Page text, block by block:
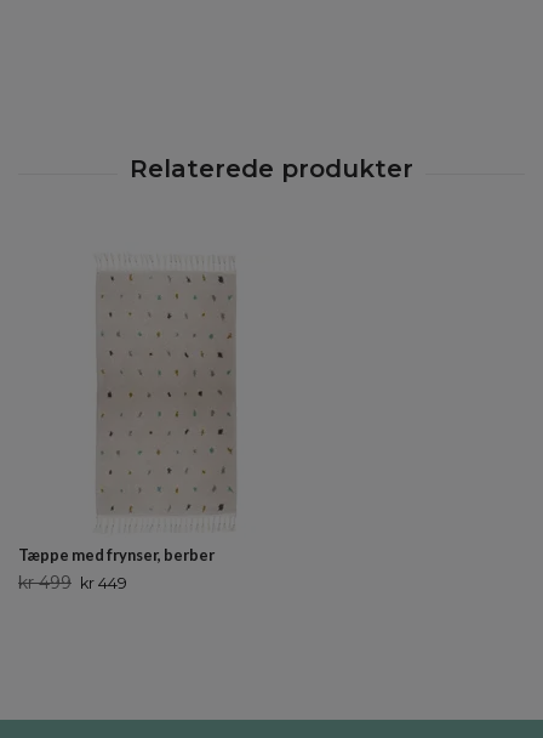
Tæppe med frynser, berber
kr 499 kr 449